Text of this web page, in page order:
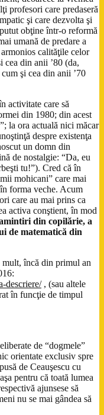
profesori care predaseră
şi care dezvolta şi
obţine într-o reformă
umană de predare a
calităţile celor
cea din anii ’80 (da,
şi cea din anii ’70
activitate care să
din 1980; din acest
la ora actuală nici măcar
despre existenţa
un domn din
de nostalgie: “Da, eu
tu!”). Cred că în
mohicani” care mai
forma veche. Acum
care au mai prins ca
activa conştient, în mod
din copilărie, a
de matematică din
mult, încă din primul an
descriere/, (sau altele
în funcţie de timpul
de “dogmele”
orientate exclusiv spre
de Ceauşescu cu
pentru că toată lumea
ajunsese să
nu se mai gândea să